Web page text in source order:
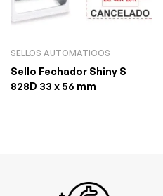
SELLOS AUTOMATICOS
Sello Fechador Shiny S
828D 33 x 56 mm